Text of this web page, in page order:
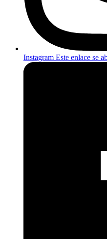
Instagram Este enlace se